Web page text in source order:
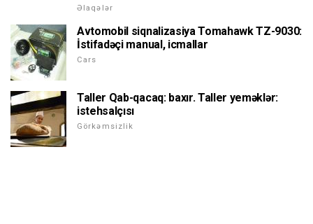
Əlaqələr
Avtomobil siqnalizasiya Tomahawk TZ-9030:
İstifadəçi manual, icmallar
Cars
Taller Qab-qacaq: baxır. Taller yeməklər:
istehsalçısı
Görkəmsizlik